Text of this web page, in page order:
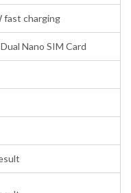
fast charging
Nano SIM Card